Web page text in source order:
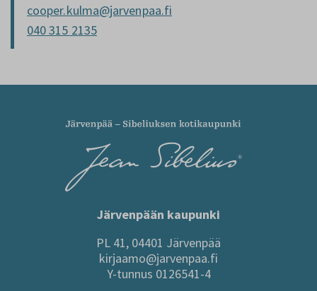
cooper.kulma@jarvenpaa.fi
040 315 2135
Järvenpään kaupunki
PL 41, 04401 Järvenpää
kirjaamo@jarvenpaa.fi
Y-tunnus 0126541-4